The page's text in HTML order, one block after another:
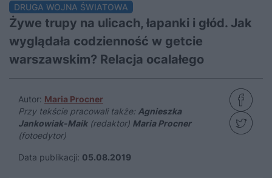
DRUGA WOJNA ŚWIATOWA
Żywe trupy na ulicach, łapanki i głód. Jak
wyglądała codzienność w getcie
warszawskim? Relacja ocalałego
Autor: Maria Procner
Przy tekście pracowali także: Agnieszka
Jankowiak-Maik(redaktor) Maria Procner
(fotoedytor)
Data publikacji: 05.08.2019